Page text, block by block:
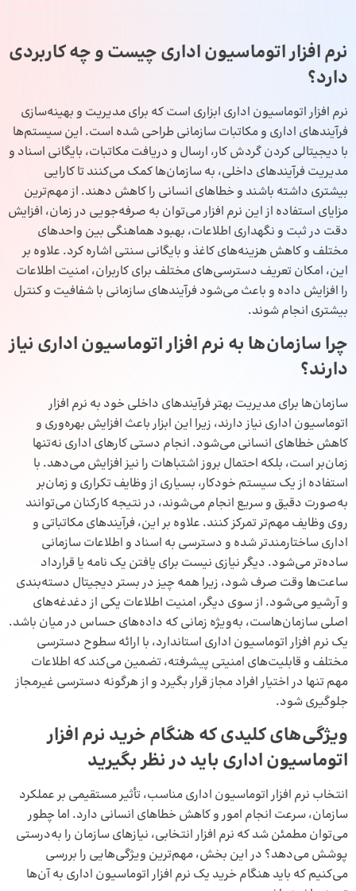
نرم‌ افزار اتوماسیون اداری چیست و چه کاربردی
دارد؟
نرم‌ افزار اتوماسیون اداری ابزاری است که برای مدیریت و بهینه‌سازی
فرآیندهای اداری و مکاتبات سازمانی طراحی شده است. این سیستم‌ها
با دیجیتالی کردن گردش کار، ارسال و دریافت مکاتبات، بایگانی اسناد و
مدیریت فرآیندهای داخلی، به سازمان‌ها کمک می‌کنند تا کارایی
بیشتری داشته باشند و خطاهای انسانی را کاهش دهند. از مهم‌ترین
مزایای استفاده از این نرم‌ افزار می‌توان به صرفه‌جویی در زمان، افزایش
دقت در ثبت و نگهداری اطلاعات، بهبود هماهنگی بین واحدهای
مختلف و کاهش هزینه‌های کاغذ و بایگانی سنتی اشاره کرد. علاوه بر
این، امکان تعریف دسترسی‌های مختلف برای کاربران، امنیت اطلاعات
را افزایش داده و باعث می‌شود فرآیندهای سازمانی با شفافیت و کنترل
بیشتری انجام شوند.
چرا سازمان‌ها به نرم‌ افزار اتوماسیون اداری نیاز
دارند؟
سازمان‌ها برای مدیریت بهتر فرآیندهای داخلی خود به نرم‌ افزار
اتوماسیون اداری نیاز دارند، زیرا این ابزار باعث افزایش بهره‌وری و
کاهش خطاهای انسانی می‌شود. انجام دستی کارهای اداری نه‌تنها
زمان‌بر است، بلکه احتمال بروز اشتباهات را نیز افزایش می‌دهد. با
استفاده از یک سیستم خودکار، بسیاری از وظایف تکراری و زمان‌بر
به‌صورت دقیق و سریع انجام می‌شوند، در نتیجه کارکنان می‌توانند
روی وظایف مهم‌تر تمرکز کنند. علاوه بر این، فرآیندهای مکاتباتی و
اداری ساختارمندتر شده و دسترسی به اسناد و اطلاعات سازمانی
ساده‌تر می‌شود. دیگر نیازی نیست برای یافتن یک نامه یا قرارداد
ساعت‌ها وقت صرف شود، زیرا همه چیز در بستر دیجیتال دسته‌بندی
و آرشیو می‌شود. از سوی دیگر، امنیت اطلاعات یکی از دغدغه‌های
اصلی سازمان‌هاست، به‌ویژه زمانی که داده‌های حساس در میان باشد.
یک نرم‌ افزار اتوماسیون اداری استاندارد، با ارائه سطوح دسترسی
مختلف و قابلیت‌های امنیتی پیشرفته، تضمین می‌کند که اطلاعات
مهم تنها در اختیار افراد مجاز قرار بگیرد و از هرگونه دسترسی غیرمجاز
جلوگیری شود.
ویژگی‌های کلیدی که هنگام خرید نرم‌ افزار
اتوماسیون اداری باید در نظر بگیرید
انتخاب نرم‌ افزار اتوماسیون اداری مناسب، تأثیر مستقیمی بر عملکرد
سازمان، سرعت انجام امور و کاهش خطاهای انسانی دارد. اما چطور
می‌توان مطمئن شد که نرم‌ افزار انتخابی، نیازهای سازمان را به‌درستی
پوشش می‌دهد؟ در این بخش، مهم‌ترین ویژگی‌هایی را بررسی
می‌کنیم که باید هنگام خرید یک نرم‌ افزار اتوماسیون اداری به آن‌ها